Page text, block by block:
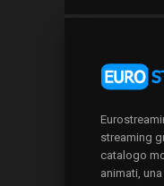
streaming
catalogo
animati,